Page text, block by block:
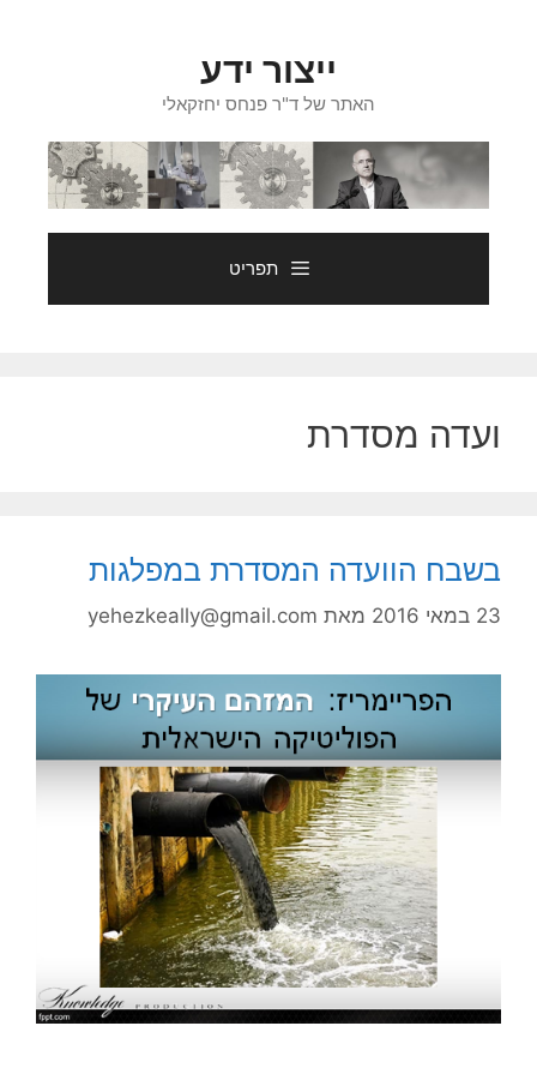
ייצור ידע
האתר של ד"ר פנחס יחזקאלי
תפריט
ועדה מסדרת
בשבח הוועדה המסדרת במפלגות
23 במאי 2016 מאת yehezkeally@gmail.com